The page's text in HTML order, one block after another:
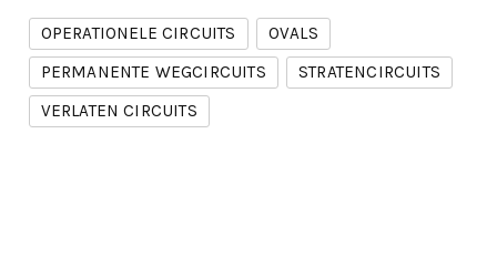
OPERATIONELE CIRCUITS
OVALS
PERMANENTE WEGCIRCUITS
STRATENCIRCUITS
VERLATEN CIRCUITS